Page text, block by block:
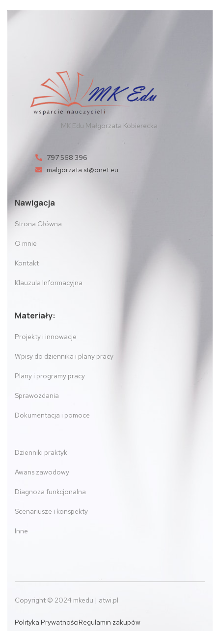
MK Edu Małgorzata Kobierecka
797 568 396
malgorzata.st@onet.eu
Nawigacja
Strona Główna
O mnie
Kontakt
Klauzula Informacyjna
Materiały:
Projekty i innowacje
Wpisy do dziennika i plany pracy
Plany i programy pracy
Sprawozdania
Dokumentacja i pomoce
Dzienniki praktyk
Awans zawodowy
Diagnoza funkcjonalna
Scenariusze i konspekty
Inne
Copyright © 2024 mkedu | atwi.pl
Polityka PrywatnościRegulamin zakupów